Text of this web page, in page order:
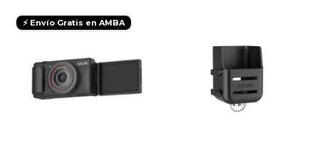
⚡ Envío Gratis en AMBA